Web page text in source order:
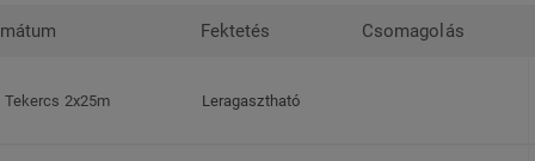
Fektetés Csomagolás
Tekercs 2x25m Leragasztható